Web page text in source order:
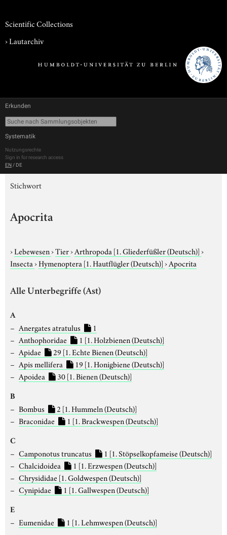
Scientific Collections
›Lautarchiv
Erkunden
Systematik
Nutzungsrechte
Sign in for research access
EN / DE
Stichwort
Apocrita
›Lebewesen›Tier›Arthropoda [1. Gliederfüßler (Deutsch)]›
Insecta›Hymenoptera [1. Hautflügler (Deutsch)]›Apocrita
Alle Unterbegriffe (Ast)
A
Anergates atratulus
1
Anthophoridae
1 [1. Holzbienen (Deutsch)]
Apidae
29 [1. Echte Bienen (Deutsch)]
Apis mellifera
19 [1. Honigbiene (Deutsch)]
Apoidea
30[1. Bienen (Deutsch)]
B
Bombus 2 [1. Hummeln (Deutsch)]
Braconidae
1 [1. Brackwespen (Deutsch)]
C
Camponotus truncatus 1 [1. Stöpselkopfameise (Deutsch)]
Chalcidoidea
1 [1. Erzwespen (Deutsch)]
Chrysididae [1. Goldwespen (Deutsch)]
Cynipidae
1 [1. Gallwespen (Deutsch)]
E
Eumenidae 1 [1. Lehmwespen (Deutsch)]